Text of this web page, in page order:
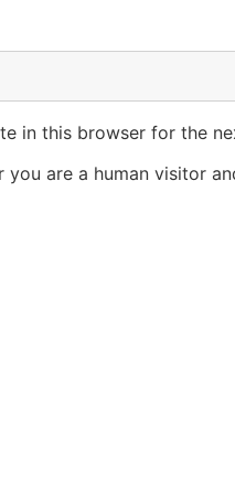
in this browser for the
are a human visitor